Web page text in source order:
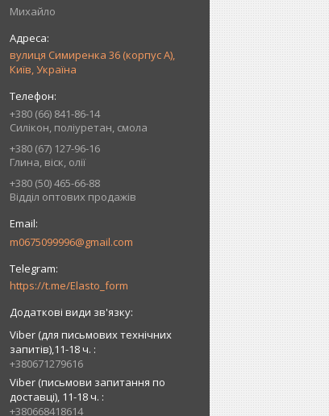
Михайло
вулиця Симиренка 36 (корпус А),
Київ, Україна
+380 (66) 841-86-14
Силікон, поліуретан, смола
+380 (67) 127-96-16
Глина, віск, олії
+380 (50) 465-66-88
Відділ оптових продажів
m0675099996@gmail.com
https://t.me/Elasto_form
Viber (для письмових технічних
запитів),11-18 ч.
+380671279616
Viber (письмови запитання по
доставці), 11-18 ч.
+380668418614